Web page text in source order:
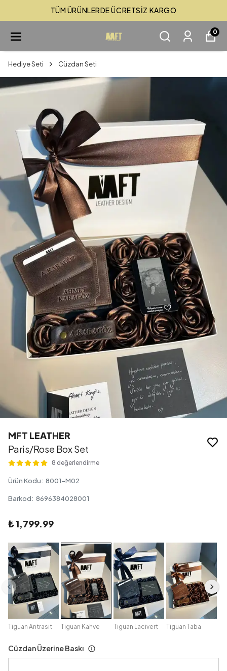
TÜM ÜRÜNLERDE ÜCRETSİZ KARGO
0
Hediye Seti Cüzdan Seti
MFT LEATHER
Paris/Rose Box Set
8 değerlendirme
Ürün Kodu: 8001-M02
Barkod: 8696384028001
₺ 1,799.99
Tiguan Antrasit Tiguan Kahve Tiguan Lacivert Tiguan Taba
Cüzdan Üzerine Baskı